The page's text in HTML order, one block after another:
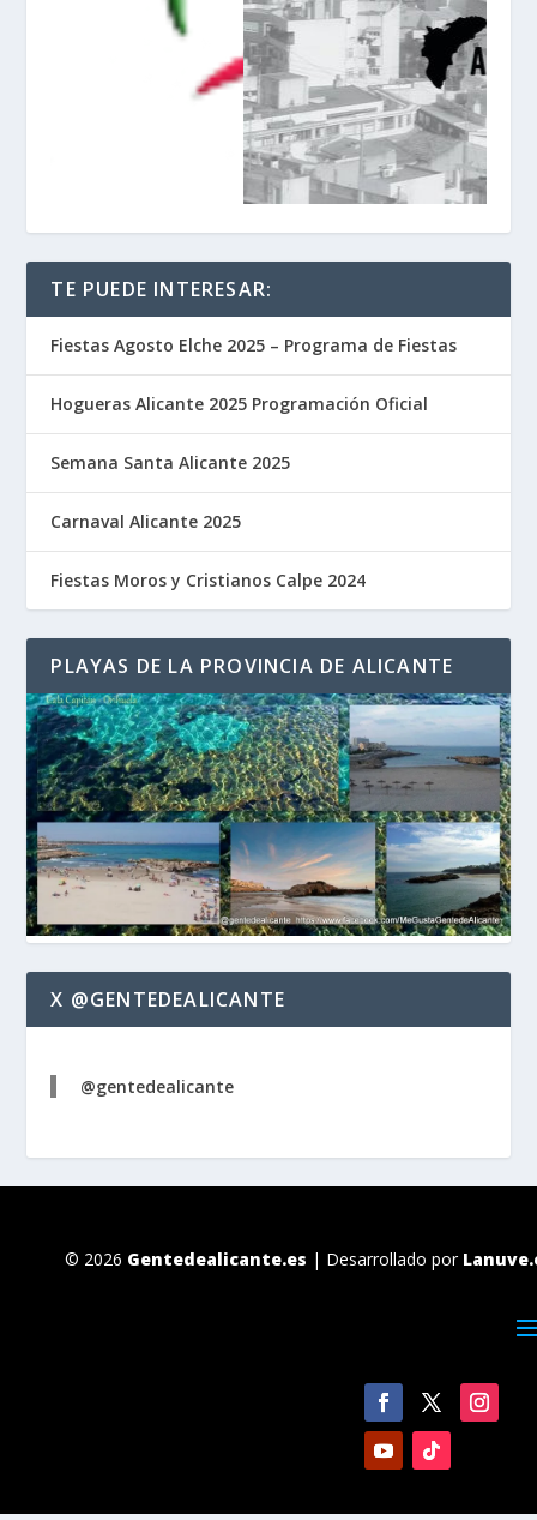
TE PUEDE INTERESAR:
Fiestas Agosto Elche 2025 – Programa de Fiestas
Hogueras Alicante 2025 Programación Oficial
Semana Santa Alicante 2025
Carnaval Alicante 2025
Fiestas Moros y Cristianos Calpe 2024
PLAYAS DE LA PROVINCIA DE ALICANTE
X @GENTEDEALICANTE
@gentedealicante
© 2026 Gentedealicante.es | Desarrollado por